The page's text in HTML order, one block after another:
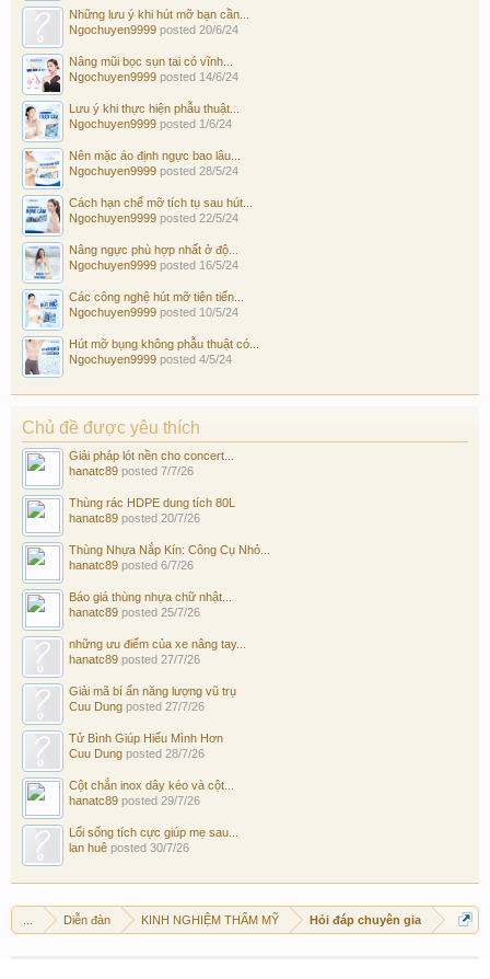
Những lưu ý khi hút mỡ bạn cần...
Ngochuyen9999 posted 20/6/24
Nâng mũi bọc sụn tai có vĩnh...
Ngochuyen9999 posted 14/6/24
Lưu ý khi thực hiện phẫu thuật...
Ngochuyen9999 posted 1/6/24
Nên mặc áo định ngực bao lâu...
Ngochuyen9999 posted 28/5/24
Cách hạn chế mỡ tích tụ sau hút...
Ngochuyen9999 posted 22/5/24
Nâng ngực phù hợp nhất ở độ...
Ngochuyen9999 posted 16/5/24
Các công nghệ hút mỡ tiên tiến...
Ngochuyen9999 posted 10/5/24
Hút mỡ bụng không phẫu thuật có...
Ngochuyen9999 posted 4/5/24
Chủ đề được yêu thích
Giải pháp lót nền cho concert...
hanatc89 posted 7/7/26
Thùng rác HDPE dung tích 80L
hanatc89 posted 20/7/26
Thùng Nhựa Nắp Kín: Công Cụ Nhỏ...
hanatc89 posted 6/7/26
Báo giá thùng nhựa chữ nhật...
hanatc89 posted 25/7/26
những ưu điểm của xe nâng tay...
hanatc89 posted 27/7/26
Giải mã bí ẩn năng lượng vũ trụ
Cuu Dung posted 27/7/26
Tử Bình Giúp Hiểu Mình Hơn
Cuu Dung posted 28/7/26
Cột chắn inox dây kéo và cột...
hanatc89 posted 29/7/26
Lối sống tích cực giúp mẹ sau...
lan huê posted 30/7/26
Diễn đàn KINH NGHIỆM THẨM MỸ Hỏi đáp chuyên gia